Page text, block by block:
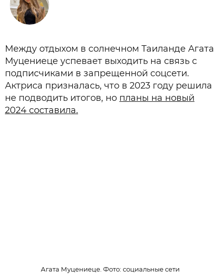
Между отдыхом в солнечном Таиланде Агата
Муцениеце успевает выходить на связь с
подписчиками в запрещенной соцсети.
Актриса призналась, что в 2023 году решила
не подводить итогов, но планы на новый
2024 составила.
Агата Муцениеце. Фото: социальные сети